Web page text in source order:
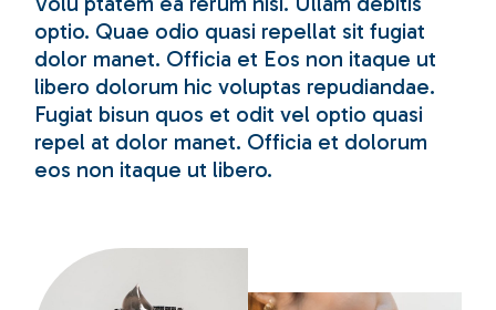
optio. Quae odio quasi repellat sit fugiat
dolor manet. Officia et Eos non itaque ut
libero dolorum hic voluptas repudiandae.
Fugiat bisun quos et odit vel optio quasi
repel at dolor manet. Officia et dolorum
eos non itaque ut libero.